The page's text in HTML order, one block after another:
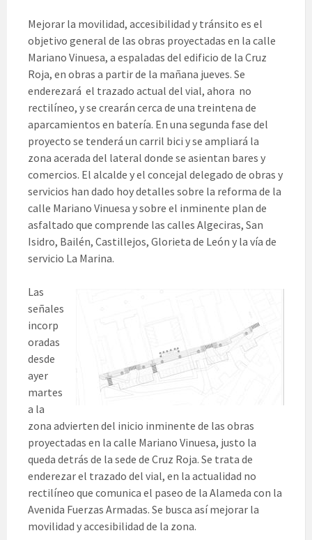
Mejorar la movilidad, accesibilidad y tránsito es el
objetivo general de las obras proyectadas en la calle
Mariano Vinuesa, a espaladas del edificio de la Cruz
Roja, en obras a partir de la mañana jueves. Se
enderezará el trazado actual del vial, ahora no
rectilíneo, y se crearán cerca de una treintena de
aparcamientos en batería. En una segunda fase del
proyecto se tenderá un carril bici y se ampliará la
zona acerada del lateral donde se asientan bares y
comercios. El alcalde y el concejal delegado de obras y
servicios han dado hoy detalles sobre la reforma de la
calle Mariano Vinuesa y sobre el inminente plan de
asfaltado que comprende las calles Algeciras, San
Isidro, Bailén, Castillejos, Glorieta de León y la vía de
servicio La Marina.
Las
señales
incorp
oradas
desde
ayer
martes
a la
zona advierten del inicio inminente de las obras
proyectadas en la calle Mariano Vinuesa, justo la
queda detrás de la sede de Cruz Roja. Se trata de
enderezar el trazado del vial, en la actualidad no
rectilíneo que comunica el paseo de la Alameda con la
Avenida Fuerzas Armadas. Se busca así mejorar la
movilidad y accesibilidad de la zona.